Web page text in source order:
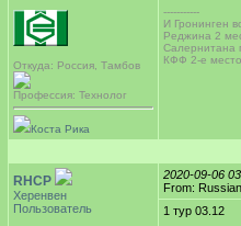
Откуда: Россия, Тамбов
Профессия: Технолог
Коста Рика
-----------
И Гронинген
Реджина 2
Салернитана
КФФ 2-е
RHCP
Херенвен
Пользователь
2020-09-06
From:
1 тур 03.12